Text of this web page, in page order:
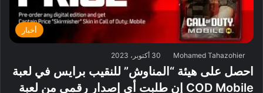
أخبار
Mohamed Tahazohier 30 أكتوبر، 2023
احصل على هيئة “المناوش” للنقيب برايس في لعبة
COD Mobile إن طلبت أي إصدار رقمي من لعبة